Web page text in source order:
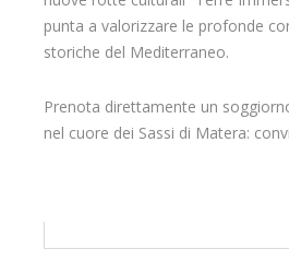
punta a valorizzare le profonde
storiche del Mediterraneo.
Prenota direttamente un
nel cuore dei Sassi di Matera: